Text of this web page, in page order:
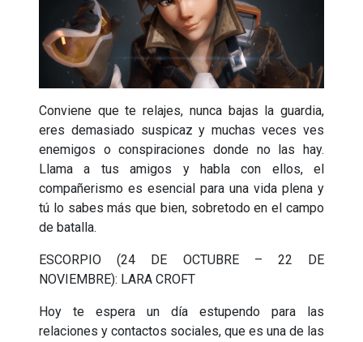
Conviene que te relajes, nunca bajas la guardia,
eres demasiado suspicaz y muchas veces ves
enemigos o conspiraciones donde no las hay.
Llama a tus amigos y habla con ellos, el
compañerismo es esencial para una vida plena y
tú lo sabes más que bien, sobretodo en el campo
de batalla.
ESCORPIO (24 DE OCTUBRE – 22 DE
NOVIEMBRE): LARA CROFT
Hoy te espera un día estupendo para las
relaciones y contactos sociales, que es una de las